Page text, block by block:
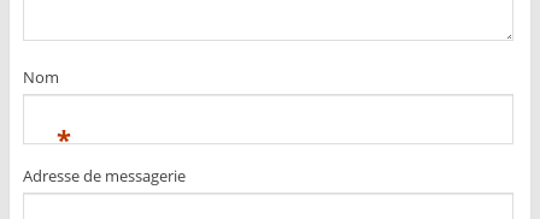
Nom
*
Adresse de messagerie